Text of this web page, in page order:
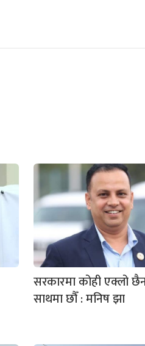
सरकारमा कोही एक्लो
साथमा छौँ : मनिष झा